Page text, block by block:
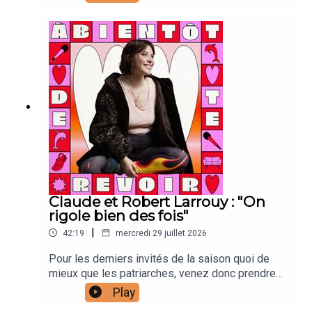
production et direction techniqueAntonia Louveau
illustration animation Lou Poincheval : chargée de
productionCaroline Bérault : illustrations Manon
Carrour : vignette Joanna & Gaspar : générique
Claude et Robert Larrouy : "On
rigole bien des fois"
42:19 | mercredi 29 juillet 2026
Pour les derniers invités de la saison quoi de
mieux que les patriarches, venez donc prendre
une petite leçon de vie ça fait pas de malCalme
toi :Laura Laarman : directrice de production et
Play